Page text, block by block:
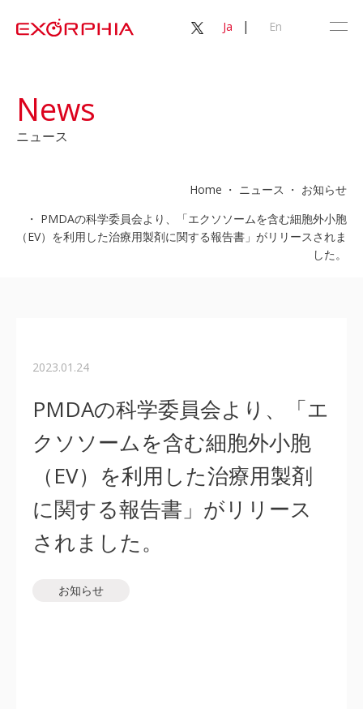
Ja | En
News
ニュース
Home ニュース
お知らせ
PMDAの科学委員会より、「エクソソームを含む細胞外小胞
（EV）を利用した治療用製剤に関する報告書」がリリースされま
した。
2023.01.24
PMDAの科学委員会より、「エ
クソソームを含む細胞外小胞
（EV）を利用した治療用製剤
に関する報告書」がリリース
されました。
お知らせ